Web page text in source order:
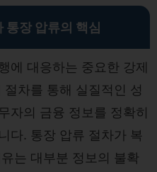
통장 압류의 핵심
에 대응하는 중요한 강제
차를 통해 실질적인 성
자의 금융 정보를 정확히
다. 통장 압류 절차가 복
는 대부분 정보의 불확